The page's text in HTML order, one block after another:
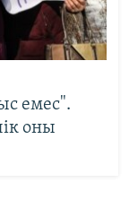
емес".
оны